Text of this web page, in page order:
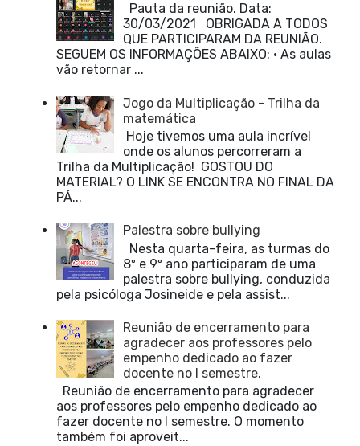
Pauta da reunião. Data:
30/03/2021 OBRIGADA A TODOS
QUE PARTICIPARAM DA REUNIÃO.
SEGUEM OS INFORMAÇÕES ABAIXO: • As aulas
vão retornar ...
Jogo da Multiplicação - Trilha da
matemática
Hoje tivemos uma aula incrível
onde os alunos percorreram a
Trilha da Multiplicação! GOSTOU DO
MATERIAL? O LINK SE ENCONTRA NO FINAL DA
PÁ...
Palestra sobre bullying
Nesta quarta-feira, as turmas do
8º e 9º ano participaram de uma
palestra sobre bullying, conduzida
pela psicóloga Josineide e pela assist...
Reunião de encerramento para
agradecer aos professores pelo
empenho dedicado ao fazer
docente no I semestre.
Reunião de encerramento para agradecer
aos professores pelo empenho dedicado ao
fazer docente no I semestre. O momento
também foi aproveit...